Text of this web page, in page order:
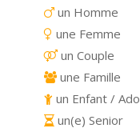
un Homme
une Femme
un Couple
une Famille
un Enfant / Ado
un(e) Senior